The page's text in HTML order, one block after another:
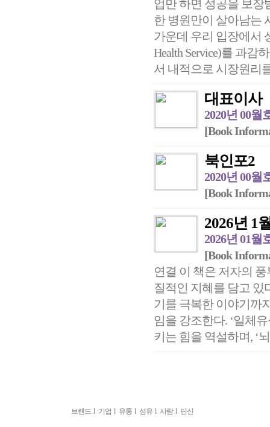
업만 하면 성공을 보장
한 병원만이 살아남는
가운데 우리 입장에서
Health Service)를 과감
서 내적으로 시장원리
대표이사
2020년 00월
[Book
북인포2
2020년 00월
[Book
2026년 1
2026년 01월
[Book
연결 이 책은 저자의
질적인 지혜를 담고 있
기를 극복한 이야기까
임을 강조한다. ‘일체
키는 힘을 역설하며, ‘
브랜드 l 기업 l 유통 l 섬유 l 사람l 단신